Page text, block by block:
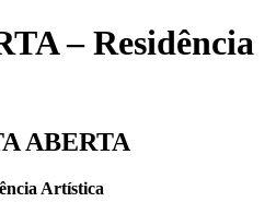
– Residência
ABERTA
Artística